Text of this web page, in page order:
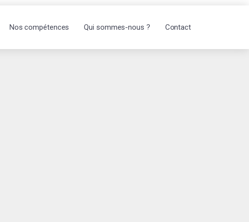
Nos compétences Qui sommes-nous ? Contact